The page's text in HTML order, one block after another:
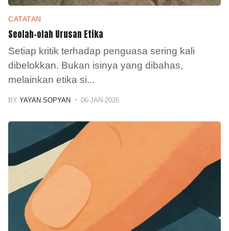
CATATAN
Seolah-olah Urusan Etika
Setiap kritik terhadap penguasa sering kali
dibelokkan. Bukan isinya yang dibahas,
melainkan etika si...
BY YAYAN SOPYAN 06-JAN-2026